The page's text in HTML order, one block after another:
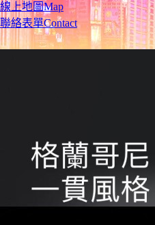
線上地圖Map
聯絡表單Contact